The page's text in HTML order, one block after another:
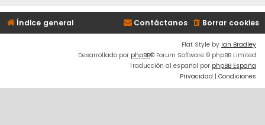
Índice general Borrar cookies
Contáctanos
Flat Style by Ian Bradley
Desarrollado por phpBB® Forum Software © phpBB Limited
Traducción al español por phpBB España
Privacidad | Condiciones